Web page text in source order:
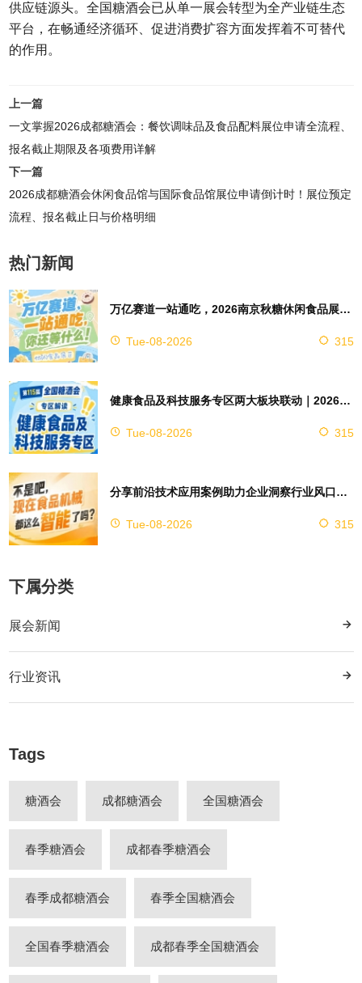
供应链源头。全国糖酒会已从单一展会转型为全产业链生态
平台，在畅通经济循环、促进消费扩容方面发挥着不可替代
的作用。
上一篇
一文掌握2026成都糖酒会：餐饮调味品及食品配料展位申请全流程、
报名截止期限及各项费用详解
下一篇
2026成都糖酒会休闲食品馆与国际食品馆展位申请倒计时！展位预定
流程、报名截止日与价格明细
热门新闻
万亿赛道一站通吃，2026南京秋糖休闲食品展区4万㎡超大展馆等你来占位
Tue-08-2026 315
健康食品及科技服务专区两大板块联动｜2026南京秋糖实现双向赋能助力企业对接技术资源
Tue-08-2026 315
分享前沿技术应用案例助力企业洞察行业风口，2026南京秋糖9号馆赋能创新
Tue-08-2026 315
下属分类
展会新闻
行业资讯
Tags
糖酒会 成都糖酒会 全国糖酒会
春季糖酒会 成都春季糖酒会
春季成都糖酒会 春季全国糖酒会
全国春季糖酒会 成都春季全国糖酒会